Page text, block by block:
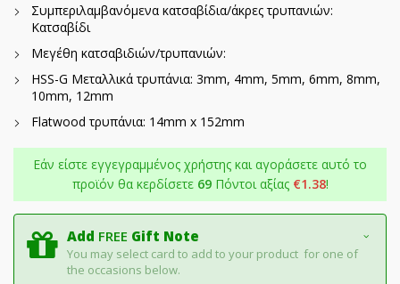
Συμπεριλαμβανόμενα κατσαβίδια/άκρες τρυπανιών:
Κατσαβίδι
Μεγέθη κατσαβιδιών/τρυπανιών:
HSS-G Μεταλλικά τρυπάνια: 3mm, 4mm, 5mm, 6mm, 8mm,
10mm, 12mm
Flatwood τρυπάνια: 14mm x 152mm
Εάν είστε εγγεγραμμένος χρήστης και αγοράσετε αυτό το
προϊόν θα κερδίσετε 69Πόντοι αξίας €1.38!
Add FREE Gift Note
You may select card to add to your product for one of
the occasions below.